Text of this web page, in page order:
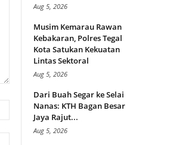
Aug 5, 2026
Musim Kemarau Rawan
Kebakaran, Polres Tegal
Kota Satukan Kekuatan
Lintas Sektoral
Aug 5, 2026
Dari Buah Segar ke Selai
Nanas: KTH Bagan Besar
Jaya Rajut...
Aug 5, 2026